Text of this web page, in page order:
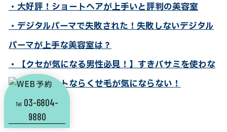
・大好評！ショートヘアが上手いと評判の美容室
・デジタルパーマで失敗された！失敗しないデジタル
パーマが上手な美容室は？
・【クセが気になる男性必見！】すきバサミを使わな
いメンズカットならくせ毛が気にならない！
Tel 03-6804-
9880